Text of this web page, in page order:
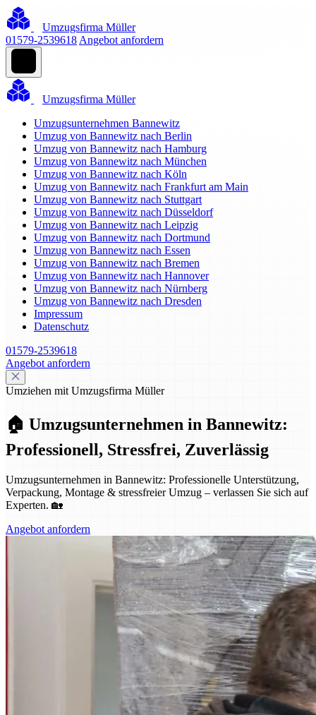
Umzugsfirma Müller
01579-2539618 Angebot anfordern
Umzugsfirma Müller
Umzugsunternehmen Bannewitz
Umzug von Bannewitz nach Berlin
Umzug von Bannewitz nach Hamburg
Umzug von Bannewitz nach München
Umzug von Bannewitz nach Köln
Umzug von Bannewitz nach Frankfurt am Main
Umzug von Bannewitz nach Stuttgart
Umzug von Bannewitz nach Düsseldorf
Umzug von Bannewitz nach Leipzig
Umzug von Bannewitz nach Dortmund
Umzug von Bannewitz nach Essen
Umzug von Bannewitz nach Bremen
Umzug von Bannewitz nach Hannover
Umzug von Bannewitz nach Nürnberg
Umzug von Bannewitz nach Dresden
Impressum
Datenschutz
01579-2539618
Angebot anfordern
Umziehen mit Umzugsfirma Müller
🏠 Umzugsunternehmen in Bannewitz:
Professionell, Stressfrei, Zuverlässig
Umzugsunternehmen in Bannewitz: Professionelle Unterstützung,
Verpackung, Montage & stressfreier Umzug – verlassen Sie sich auf
Experten. 🏡
Angebot anfordern